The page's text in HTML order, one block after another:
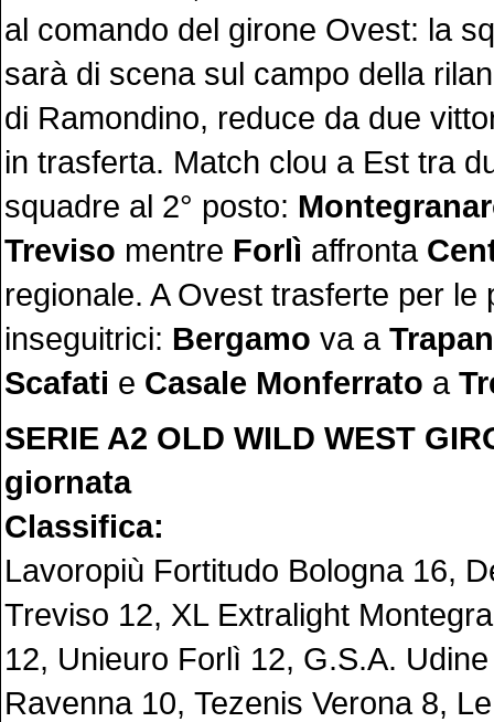
al comando del girone Ovest: la
sarà di scena sul campo della
di Ramondino, reduce da due
in trasferta. Match clou a Est tra
squadre al 2° posto:
Treviso mentre Forlì affronta
regionale. A Ovest trasferte per le
inseguitrici: Bergamo va a
Scafati e Casale Monferrato a
SERIE A2 OLD WILD WEST
giornata
Classifica:
Lavoropiù Fortitudo Bologna 16,
Treviso 12, XL Extralight
12, Unieuro Forlì 12, G.S.A.
Ravenna 10, Tezenis Verona 8,